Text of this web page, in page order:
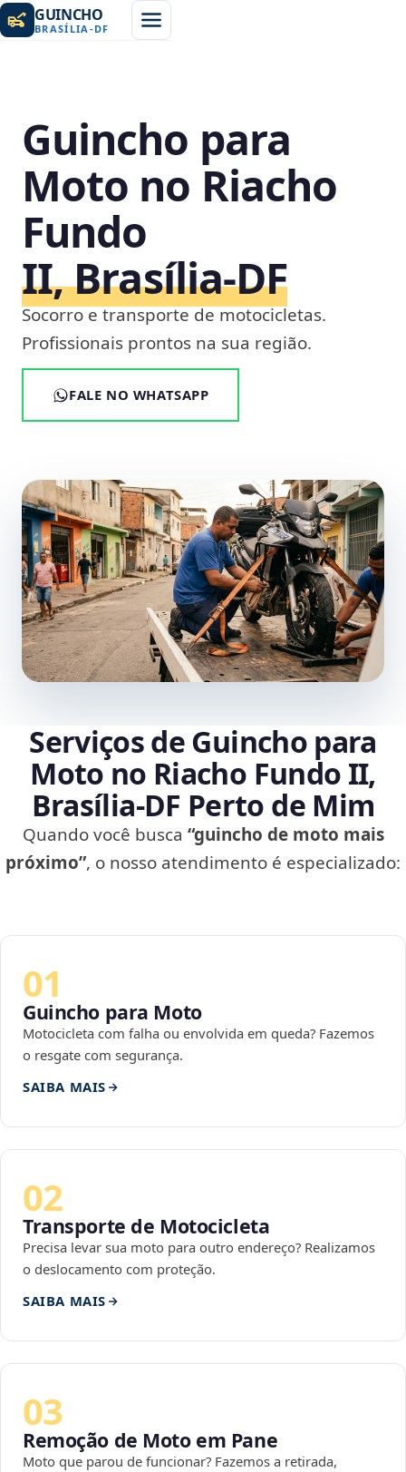
GUINCHO
BRASÍLIA -DF
Guincho para
Moto no Riacho
Fundo
II, Brasília‑DF
Socorro e transporte de motocicletas.
Profissionais prontos na sua região.
FALE NO WHATSAPP
Serviços de Guincho para
Moto no Riacho Fundo II,
Brasília‑DF Perto de Mim
Quando você busca “guincho de moto mais
próximo”, o nosso atendimento é especializado:
01
Guincho para Moto
Motocicleta com falha ou envolvida em queda? Fazemos
o resgate com segurança.
SAIBA MAIS
02
Transporte de Motocicleta
Precisa levar sua moto para outro endereço? Realizamos
o deslocamento com proteção.
SAIBA MAIS
03
Remoção de Moto em Pane
Moto que parou de funcionar? Fazemos a retirada,